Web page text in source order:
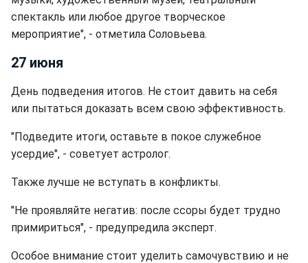
спектакль или любое другое творческое
мероприятие", - отметила Соловьева.
27 июня
День подведения итогов. Не стоит давить на себя
или пытаться доказать всем свою эффективность.
"Подведите итоги, оставьте в покое служебное
усердие", - советует астролог.
Также лучше не вступать в конфликты.
"Не проявляйте негатив: после ссоры будет трудно
примириться", - предупредила эксперт.
Особое внимание стоит уделить самочувствию и не